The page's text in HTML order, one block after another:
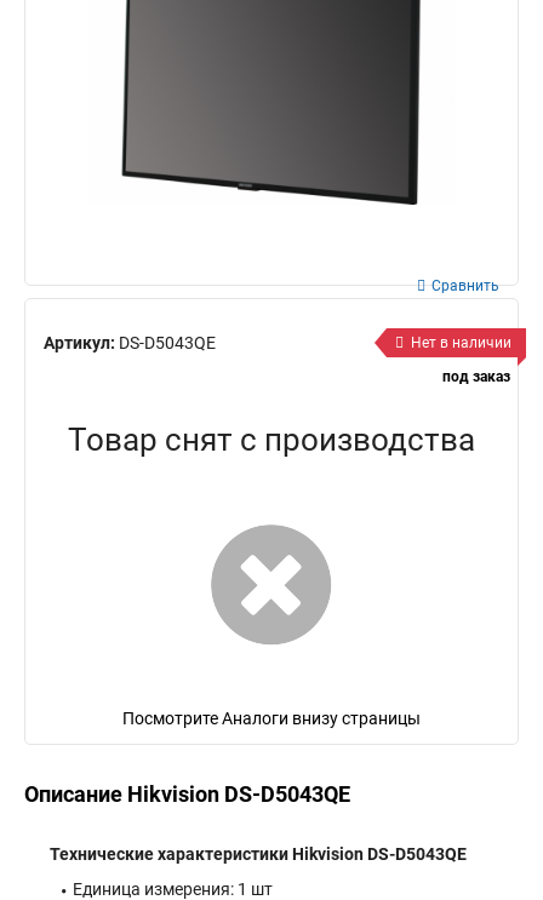
Артикул: DS-D5043QE
Сравнить
Нет в наличии
под заказ
Товар снят с производства
Посмотрите Аналоги внизу страницы
Описание Hikvision DS-D5043QE
Технические характеристики Hikvision DS-D5043QE
Единица измерения: 1 шт